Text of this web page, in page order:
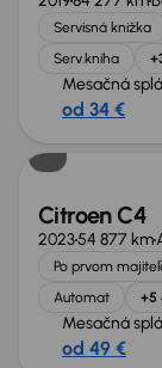
Servisná knižka
Serv.kniha
Mesačná
od 34 €
Extra zľava
Citroen C4
202354 877 km
Po prvom
Automat
+5
Mesačná
od 49 €
Nové v